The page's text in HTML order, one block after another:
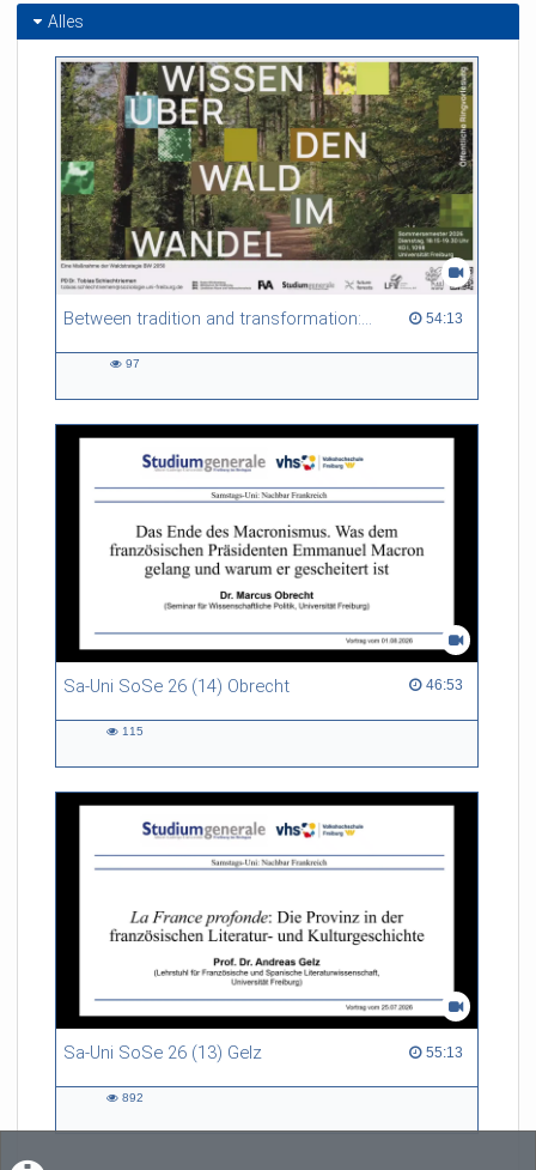
Alles
Between tradition and transformation: how owners, advisers and institutions co-create knowledge for resilient forests in Europe 54:13
54:13 duration
97
Sa-Uni SoSe 26 (14) Obrecht 46:53
46:53 duration
115
Sa-Uni SoSe 26 (13) Gelz 55:13
55:13 duration
892